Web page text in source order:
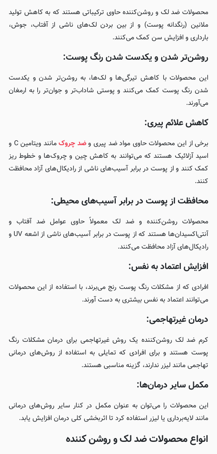
محصولات ضد لک و روشن‌کننده حاوی ترکیباتی هستند که به کاهش تولید
ملانین (رنگدانه پوست) و از بین بردن لک‌های ناشی از آفتاب، جوش،
بارداری و افزایش سن کمک می‌کنند.
روشن‌تر شدن و یکدست شدن رنگ پوست:
این محصولات با کاهش تیرگی‌ها و لک‌ها، به روشن‌تر شدن و یکدست
شدن رنگ پوست کمک می‌کنند و پوستی شاداب‌تر و جوان‌تر را به ارمغان
می‌آورند.
کاهش علائم پیری:
برخی از این محصولات حاوی مواد ضد پیری وضد چروک
مانند ویتامین C و
اسید آزلائیک هستند که می‌توانند به کاهش چین و چروک‌ها و خطوط ریز
کمک کنند و از پوست در برابر آسیب‌های ناشی از رادیکال‌های آزاد محافظت
کنند.
محافظت از پوست در برابر آسیب‌های محیطی:
محصولات روشن‌کننده و ضد لک معمولاً حاوی عوامل ضد آفتاب و
آنتی‌اکسیدان‌ها هستند که از پوست در برابر آسیب‌های ناشی از اشعه UV و
رادیکال‌های آزاد محافظت می‌کنند.
افزایش اعتماد به نفس:
افرادی که از مشکلات رنگ پوست رنج می‌برند، با استفاده از این محصولات
می‌توانند اعتماد به نفس بیشتری به دست آورند.
درمان غیرتهاجمی:
کرم‌ ضد لک روشن‌کننده یک روش غیرتهاجمی برای درمان مشکلات رنگ
پوست هستند و برای افرادی که تمایلی به استفاده از روش‌های درمانی
تهاجمی مانند لیزر ندارند، گزینه مناسبی هستند.
مکمل سایر درمان‌ها:
این محصولات را می‌توان به عنوان مکمل در کنار سایر روش‌های درمانی
مانند لایه‌برداری یا لیزر استفاده کرد تا اثربخشی کلی درمان افزایش یابد.
انواع محصولات ضد لک و روشن کننده